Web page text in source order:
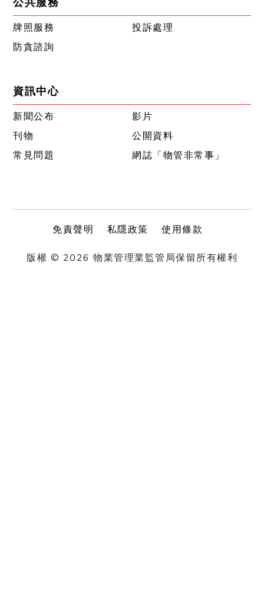
牌照服務
投訴處理
防貪諮詢
資訊中心
新聞公布
影片
刊物
公開資料
常見問題
網誌「物管非常事」
免責聲明 私隱政策 使用條款
版權 © 2026 物業管理業監管局保留所有權利